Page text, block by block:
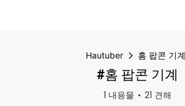
Hautuber 홈 팝콘 기계
#홈 팝콘 기계
1 내용물 21 견해